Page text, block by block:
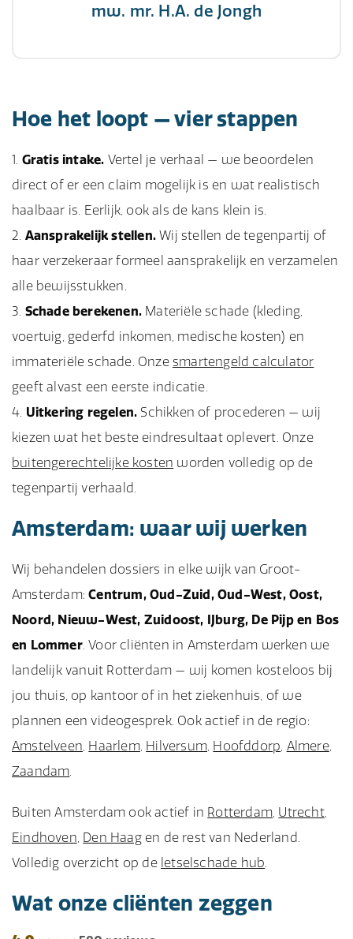
mw. mr. H.A. de Jongh
Hoe het loopt — vier stappen
Gratis intake. Vertel je verhaal — we beoordelen
direct of er een claim mogelijk is en wat realistisch
haalbaar is. Eerlijk, ook als de kans klein is.
Aansprakelijk stellen. Wij stellen de tegenpartij of
haar verzekeraar formeel aansprakelijk en verzamelen
alle bewijsstukken.
Schade berekenen. Materiële schade (kleding,
voertuig, gederfd inkomen, medische kosten) en
immateriële schade. Onze smartengeld calculator
geeft alvast een eerste indicatie.
Uitkering regelen. Schikken of procederen — wij
kiezen wat het beste eindresultaat oplevert. Onze
buitengerechtelijke kosten worden volledig op de
tegenpartij verhaald.
Amsterdam: waar wij werken
Wij behandelen dossiers in elke wijk van Groot-
Amsterdam:Centrum, Oud-Zuid, Oud-West, Oost,
Noord, Nieuw-West, Zuidoost, IJburg, De Pijp en Bos
en Lommer. Voor cliënten in Amsterdam werken we
landelijk vanuit Rotterdam — wij komen kosteloos bij
jou thuis, op kantoor of in het ziekenhuis, of we
plannen een videogesprek. Ook actief in de regio:
Amstelveen, Haarlem, Hilversum, Hoofddorp, Almere,
Zaandam.
Buiten Amsterdam ook actief in Rotterdam, Utrecht,
Eindhoven, Den Haagen de rest van Nederland.
Volledig overzicht op de letselschade hub.
Wat onze cliënten zeggen